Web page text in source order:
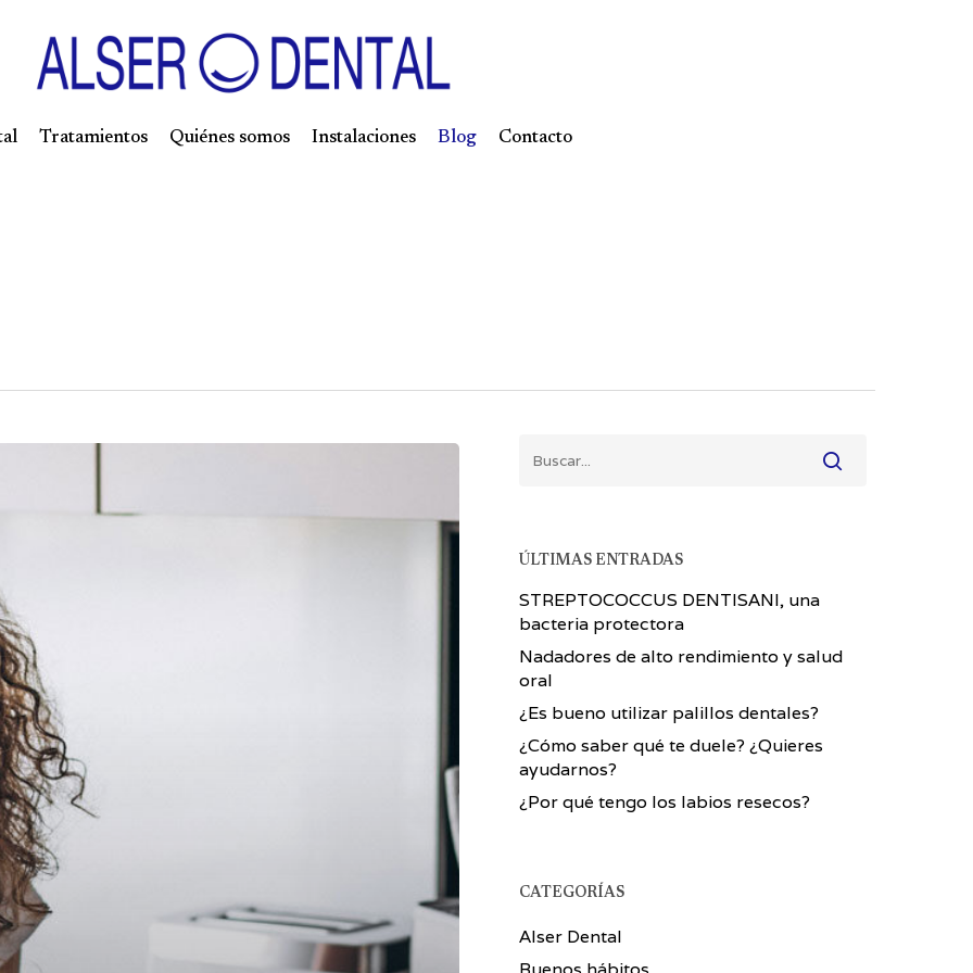
Tratamientos Quiénes somos Instalaciones Blog Contacto
ÚLTIMAS ENTRADAS
STREPTOCOCCUS DENTISANI, una
bacteria protectora
Nadadores de alto rendimiento y salud
oral
¿Es bueno utilizar palillos dentales?
¿Cómo saber qué te duele? ¿Quieres
ayudarnos?
¿Por qué tengo los labios resecos?
CATEGORÍAS
Alser Dental